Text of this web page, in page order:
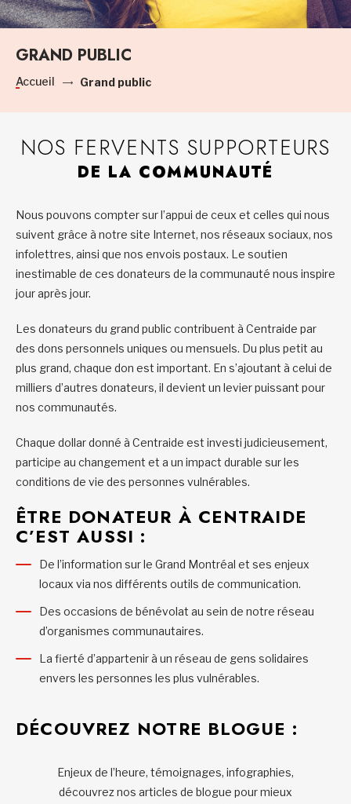
GRAND PUBLIC
Accueil Grand public
NOS FERVENTS SUPPORTEURS
DE LA COMMUNAUTÉ
Nous pouvons compter sur l’appui de ceux et celles qui nous
suivent grâce à notre site Internet, nos réseaux sociaux, nos
infolettres, ainsi que nos envois postaux. Le soutien
inestimable de ces donateurs de la communauté nous inspire
jour après jour.
Les donateurs du grand public contribuent à Centraide par
des dons personnels uniques ou mensuels. Du plus petit au
plus grand, chaque don est important. En s’ajoutant à celui de
milliers d’autres donateurs, il devient un levier puissant pour
nos communautés.
Chaque dollar donné à Centraide est investi judicieusement,
participe au changement et a un impact durable sur les
conditions de vie des personnes vulnérables.
ÊTRE DONATEUR À CENTRAIDE
C’EST AUSSI :
De l’information sur le Grand Montréal et ses enjeux
locaux via nos différents outils de communication.
Des occasions de bénévolat au sein de notre réseau
d’organismes communautaires.
La fierté d’appartenir à un réseau de gens solidaires
envers les personnes les plus vulnérables.
DÉCOUVREZ NOTRE BLOGUE :
Enjeux de l’heure, témoignages, infographies,
découvrez nos articles de blogue pour mieux